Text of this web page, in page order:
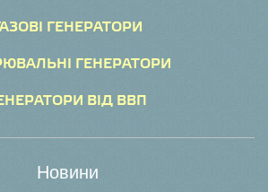
ГЕНЕРАТОРИ
ГЕНЕРАТОРИ
ВІД ВВП
Новини